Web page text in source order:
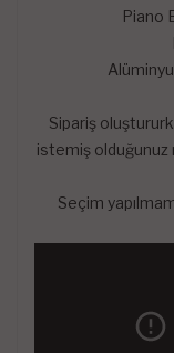
Piano
Sipariş
istemiş olduğunuz
Seçim